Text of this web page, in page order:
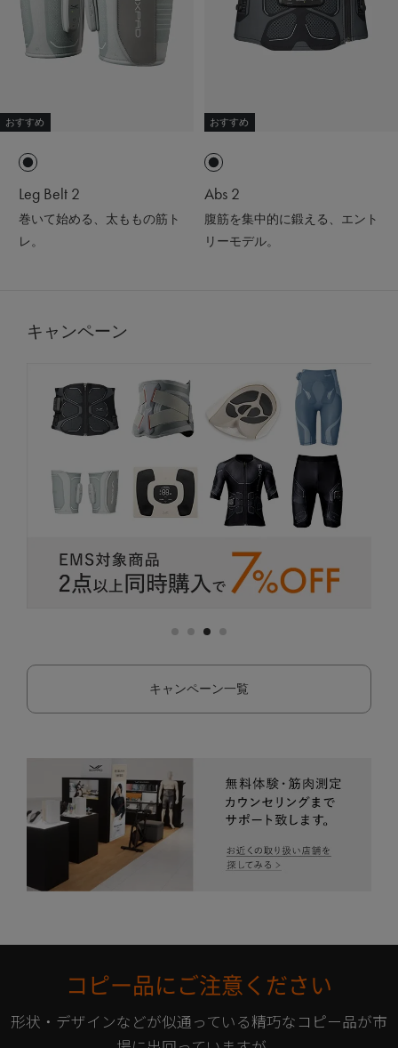
おすすめ
Leg Belt 2
巻いて始める、太ももの筋ト
レ。
おすすめ
Abs 2
腹筋を集中的に鍛える、エント
リーモデル。
キャンペーン
キャンペーン一覧
コピー品にご注意ください
形状・デザインなどが似通っている精巧なコピー品が市